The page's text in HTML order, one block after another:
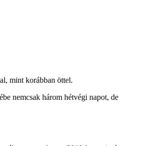
mint korábban öttel.
nemcsak három hétvégi napot, de